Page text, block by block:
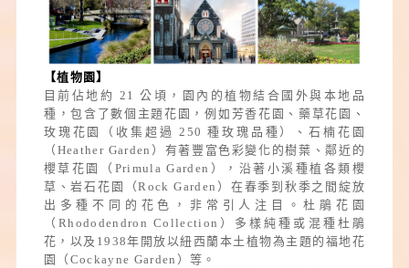
【植物園】
目前佔地約 21 公頃，園內的植物結合國外與本地品
種，包含了數個主題花園，例如芳香花園、藥草花園、
玫瑰花園（收集超過 250 種玫瑰品種）、石楠花園
（Heather Garden）有著豐富色彩變化的樹葉、鄰近的
櫻草花園（Primula Garden），沿著小溪種植各類櫻
草、岩石花園（Rock Garden）在春季到秋季之間綻放
出多種不同的花色，非常引人注目。杜鵑花園
（Rhododendron Collection）多樣純種或混種杜鵑
花，以及1938年開放以紐西蘭本土植物為主題的福地花
園（Cockayne Garden）等。